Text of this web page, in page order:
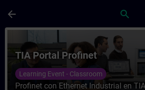
arrow_back search
Course - TIA Portal
TIA Portal Profinet
Learning Event - Classroom
Profinet con Ethernet Industrial en